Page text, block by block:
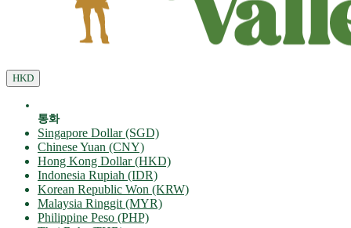
HKD
통화
Singapore Dollar (SGD)
Chinese Yuan (CNY)
Hong Kong Dollar (HKD)
Indonesia Rupiah (IDR)
Korean Republic Won (KRW)
Malaysia Ringgit (MYR)
Philippine Peso (PHP)